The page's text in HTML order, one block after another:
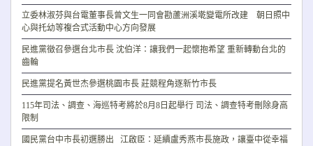
立委林淑芬與台電董事長曾文生一同會勘蘆洲溪墘變電所改建 朝日照中
心與托幼等複合式活動中心方向發展
民進黨徵召參選台北市長 沈伯洋：讓我們一起懷抱希望 重新轉動台北的
齒輪
民進黨提名黃世杰參選桃園市長 莊競程角逐新竹市長
115年司法、調查、海巡特考將於8月8日起舉行 司法、調查特考刪除身高
限制
國民黨台中市長初選勝出 江啟臣：延續盧秀燕市長施政，讓臺中從幸福